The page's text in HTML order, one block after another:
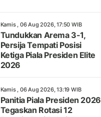
Kamis , 06 Aug 2026, 17:50 WIB
Tundukkan Arema 3-1,
Persija Tempati Posisi
Ketiga Piala Presiden Elite
2026
Kamis , 06 Aug 2026, 13:19 WIB
Panitia Piala Presiden 2026
Tegaskan Rotasi 12